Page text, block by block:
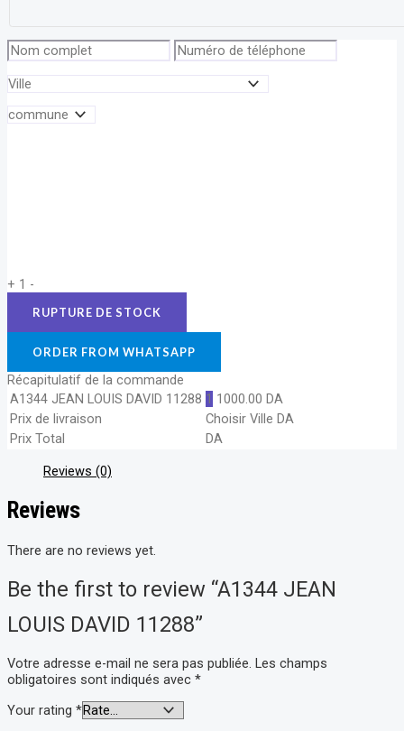
+ 1 -
ORDER FROM WHATSAPP
Récapitulatif de la commande
A1344 JEAN LOUIS DAVID 11288 1 1000.00 DA
Prix de livraison
Choisir Ville DA
Prix Total
DA
Reviews (0)
Reviews
There are no reviews yet.
Be the first to review “A1344 JEAN
LOUIS DAVID 11288”
Votre adresse e-mail ne sera pas publiée. Les champs
obligatoires sont indiqués avec *
Your rating *